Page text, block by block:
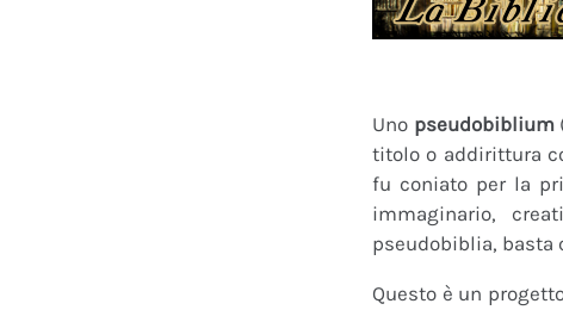
Uno pseudobiblium
titolo o addirittura
fu coniato per la
immaginario,
pseudobiblia, basta
Questo è un